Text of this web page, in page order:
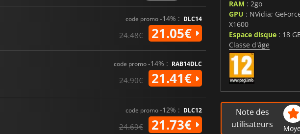
segments de « The Run ». Maîtrisez toutes les listes
à des voitures, des améliorations et des compétences
code promo-14% : DLC14
24.48€ 21.05€
code promo-14% : RAB14DLC
24.90€ 21.41€
code promo-12% : DLC12
24.69€ 21.73€
RAM : 2go
GPU : NVidia;
X1600
Espace disque: 18
Classe d'âge
Note des
utilisateurs